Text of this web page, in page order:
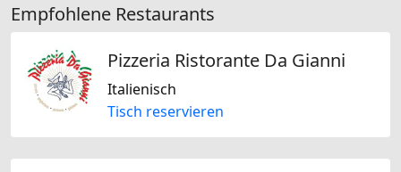
Empfohlene Restaurants
Pizzeria Ristorante Da Gianni
Italienisch
Tisch reservieren